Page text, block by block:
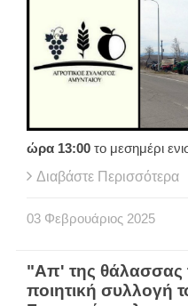
ώρα 13:00 το μεσημέρι
Διαβάστε Περισσότερα
03 Φεβρουάριος 2025
"Απ' της θάλασσας
ποιητική συλλογή